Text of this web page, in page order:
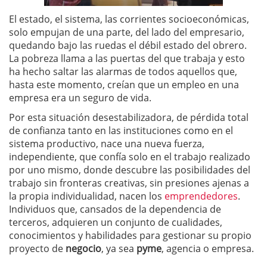
El estado, el sistema, las corrientes socioeconómicas,
solo empujan de una parte, del lado del empresario,
quedando bajo las ruedas el débil estado del obrero.
La pobreza llama a las puertas del que trabaja y esto
ha hecho saltar las alarmas de todos aquellos que,
hasta este momento, creían que un empleo en una
empresa era un seguro de vida.
Por esta situación desestabilizadora, de pérdida total
de confianza tanto en las instituciones como en el
sistema productivo, nace una nueva fuerza,
independiente, que confía solo en el trabajo realizado
por uno mismo, donde descubre las posibilidades del
trabajo sin fronteras creativas, sin presiones ajenas a
la propia individualidad, nacen los emprendedores.
Individuos que, cansados de la dependencia de
terceros, adquieren un conjunto de cualidades,
conocimientos y habilidades para gestionar su propio
proyecto de negocio, ya sea pyme, agencia o empresa.